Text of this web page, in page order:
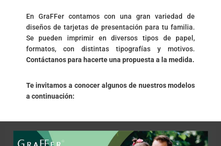
En GraFFer contamos con una gran variedad de
diseños de tarjetas de presentación para tu familia.
Se pueden imprimir en diversos tipos de papel,
formatos, con distintas tipografías y motivos.
Contáctanos para hacerte una propuesta a la medida.
Te invitamos a conocer algunos de nuestros modelos
a continuación: